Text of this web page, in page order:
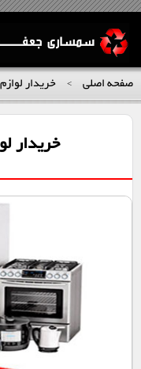
صفحه اصلی > خریدار
خریدار